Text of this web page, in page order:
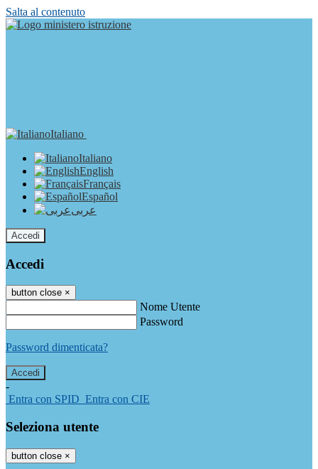
Salta al contenuto
Italiano
Italiano
English
Français
Español
عربى
Accedi
Accedi
button close ×
Nome Utente
Password
Password dimenticata?
-
Entra con SPID Entra con CIE
Seleziona utente
button close ×